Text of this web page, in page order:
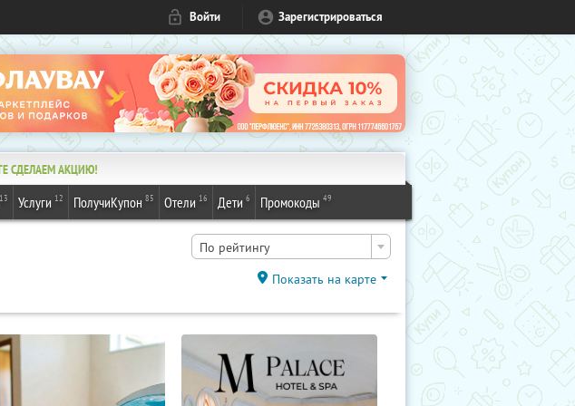
Войти Зарегистрироваться
СДЕЛАЕМ АКЦИЮ!
13 Услуги 12 ПолучиКупон 85 Отели 16 Дети 6 Промокоды 49
По рейтингу
Показать на карте